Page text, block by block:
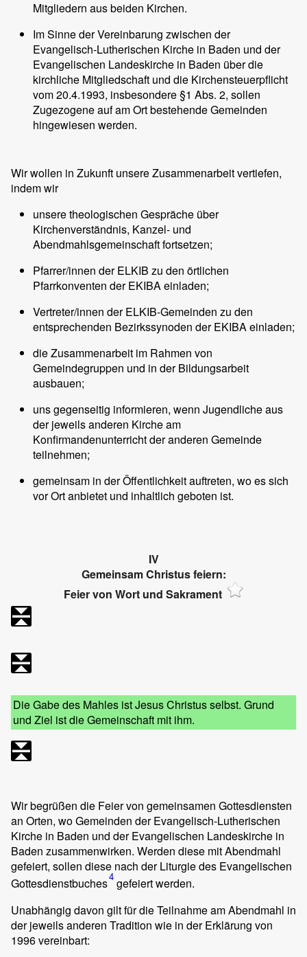
Mitgliedern aus beiden Kirchen.
Im Sinne der Vereinbarung zwischen der
Evangelisch-Lutherischen Kirche in Baden und der
Evangelischen Landeskirche in Baden über die
kirchliche Mitgliedschaft und die Kirchensteuerpflicht
vom 20.4.1993, insbesondere §1 Abs. 2, sollen
Zugezogene auf am Ort bestehende Gemeinden
hingewiesen werden.
Wir wollen in Zukunft unsere Zusammenarbeit vertiefen,
indem wir
unsere theologischen Gespräche über
Kirchenverständnis, Kanzel- und
Abendmahlsgemeinschaft fortsetzen;
Pfarrer/innen der ELKIB zu den örtlichen
Pfarrkonventen der EKIBA einladen;
Vertreter/innen der ELKIB-Gemeinden zu den
entsprechenden Bezirkssynoden der EKIBA einladen;
die Zusammenarbeit im Rahmen von
Gemeindegruppen und in der Bildungsarbeit
ausbauen;
uns gegenseitig informieren, wenn Jugendliche aus
der jeweils anderen Kirche am
Konfirmandenunterricht der anderen Gemeinde
teilnehmen;
gemeinsam in der Öffentlichkeit auftreten, wo es sich
vor Ort anbietet und inhaltlich geboten ist.
IV
Gemeinsam Christus feiern:
Feier von Wort und Sakrament
Die Gabe des Mahles ist Jesus Christus selbst. Grund
und Ziel ist die Gemeinschaft mit ihm.
Wir begrüßen die Feier von gemeinsamen Gottesdiensten
an Orten, wo Gemeinden der Evangelisch-Lutherischen
Kirche in Baden und der Evangelischen Landeskirche in
Baden zusammenwirken. Werden diese mit Abendmahl
gefeiert, sollen diese nach der Liturgie des Evangelischen
Gottesdienstbuches4 gefeiert werden.
Unabhängig davon gilt für die Teilnahme am Abendmahl in
der jeweils anderen Tradition wie in der Erklärung von
1996 vereinbart: